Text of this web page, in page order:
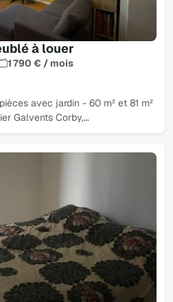
à louer
1 790 € / mois
avec jardin - 60 m² et 81 m²
Galvents Corby,…